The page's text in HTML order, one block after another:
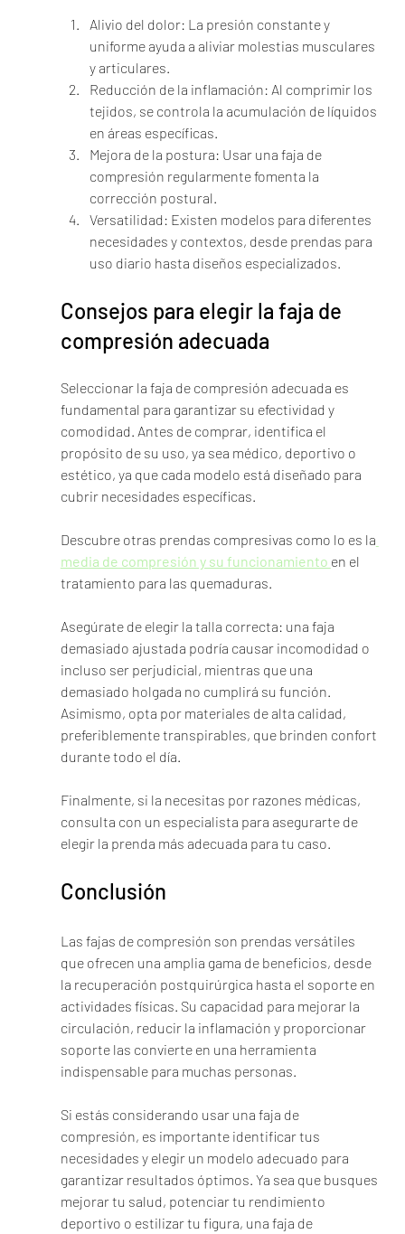
Alivio del dolor: La presión constante y
uniforme ayuda a aliviar molestias musculares
y articulares.
Reducción de la inflamación: Al comprimir los
tejidos, se controla la acumulación de líquidos
en áreas específicas.
Mejora de la postura: Usar una faja de
compresión regularmente fomenta la
corrección postural.
Versatilidad: Existen modelos para diferentes
necesidades y contextos, desde prendas para
uso diario hasta diseños especializados.
Consejos para elegir la faja de
compresión adecuada
Seleccionar la faja de compresión adecuada es
fundamental para garantizar su efectividad y
comodidad. Antes de comprar, identifica el
propósito de su uso, ya sea médico, deportivo o
estético, ya que cada modelo está diseñado para
cubrir necesidades específicas.
Descubre otras prendas compresivas como lo es la
media de compresión y su funcionamiento en el
tratamiento para las quemaduras.
Asegúrate de elegir la talla correcta: una faja
demasiado ajustada podría causar incomodidad o
incluso ser perjudicial, mientras que una
demasiado holgada no cumplirá su función.
Asimismo, opta por materiales de alta calidad,
preferiblemente transpirables, que brinden confort
durante todo el día.
Finalmente, si la necesitas por razones médicas,
consulta con un especialista para asegurarte de
elegir la prenda más adecuada para tu caso.
Conclusión
Las fajas de compresión son prendas versátiles
que ofrecen una amplia gama de beneficios, desde
la recuperación postquirúrgica hasta el soporte en
actividades físicas. Su capacidad para mejorar la
circulación, reducir la inflamación y proporcionar
soporte las convierte en una herramienta
indispensable para muchas personas.
Si estás considerando usar una faja de
compresión, es importante identificar tus
necesidades y elegir un modelo adecuado para
garantizar resultados óptimos. Ya sea que busques
mejorar tu salud, potenciar tu rendimiento
deportivo o estilizar tu figura, una faja de